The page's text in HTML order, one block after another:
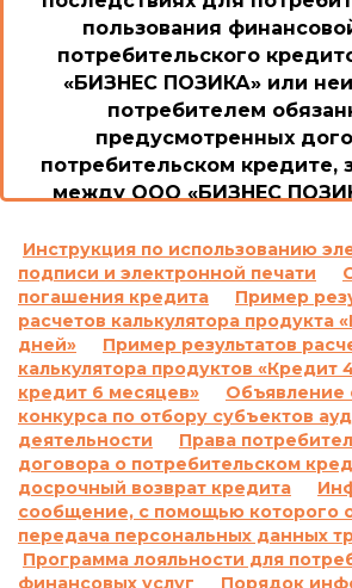
пользования
потребительского
«БИЗНЕС ПОЗИКА» или
потребителем
предусмотренных
потребительском кредите,
между ООО «БИЗНЕС
1. Возможные последствия для
случае пользования
кредитом или невыполнение
согласно договору о
включая просрочку
по уплате платежей, а также
процентной ставки, других
применяемых или
невыполнения обязательства
потребительском
1.1.Ответственность за
выполнения и/или
договора:
Инструкция по использованию
подписи и электронной печати
погашения кредита
Пример
расчетов калькулятора продукта
дней»
Пример результатов
калькулятора продуктов «Кредит
кредит 6 месяцев»
Объявление
конкурса по отбору субъектов
деятельности
Права
договора о потребительском
досрочный возврат кредита
сообщение, с помощью которого
передача персональных данных
Программа лояльности для
финансовых услуг
Порядок